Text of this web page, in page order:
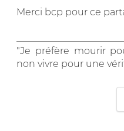
Merci bcp pour ce
"Je préfère mourir
non vivre pour une